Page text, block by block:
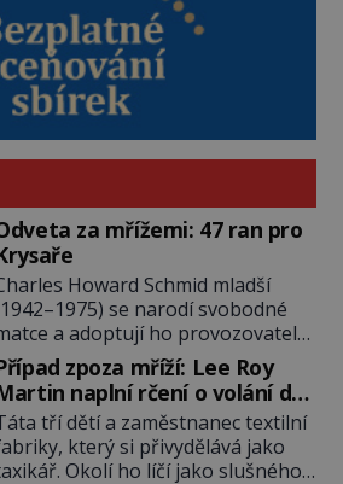
za mřížemi: 47 ran pro
Howard Schmid mladší
se narodí svobodné
a adoptují ho provozovatelé
domu Charles a
Schmidovi. Synek jim
radosti nepřinese. Mezi
přáteli v arizonském Tusconu se
přezdívá Krysař. Je to pohledný
charismatický mladík, kterému to
zpoza mříží: Lee Roy
naplní rčení o volání do
tří dětí a zaměstnanec textilní
který si přivydělává jako
Okolí ho líčí jako slušného